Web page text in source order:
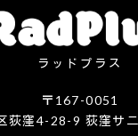
ラッドプラス
〒167-0051
荻窪4-28-9 荻窪サ